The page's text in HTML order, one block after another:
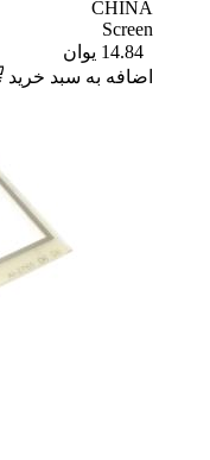
CHINA
Screen
14.84 یوان
اضافه به سبد خرید